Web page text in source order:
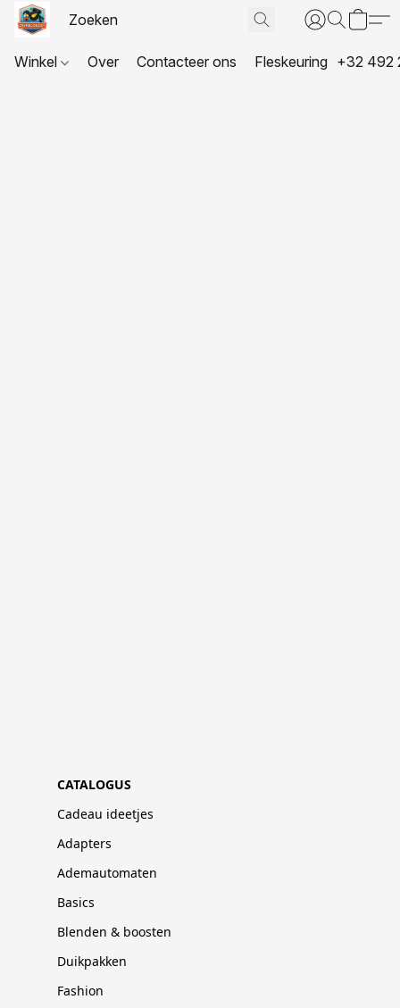
Winkel Over Contacteer ons Fleskeuring +32 492
CATALOGUS
Cadeau ideetjes
Adapters
Ademautomaten
Basics
Blenden & boosten
Duikpakken
Fashion